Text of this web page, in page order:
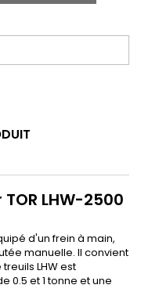
LHW-2500
d'un frein à main,
manuelle. Il convient
LHW est
0.5 et 1 tonne et une